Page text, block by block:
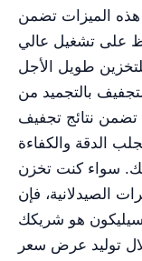
هذه الميزات تضمن
على تشغيل عالي
طويل الأجل
بالتجميد من
تضمن نتائج تجفيف
الدقة والكفاءة
سواء كنت تخزن
الصيدلانية، فإن
هو شريكك
توليد عرض سعر